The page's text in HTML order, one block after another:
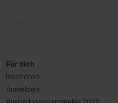
Für dich
Inserieren
Anmelden